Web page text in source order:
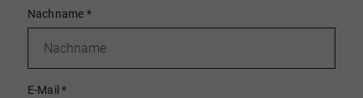
Nachname *
E-Mail*